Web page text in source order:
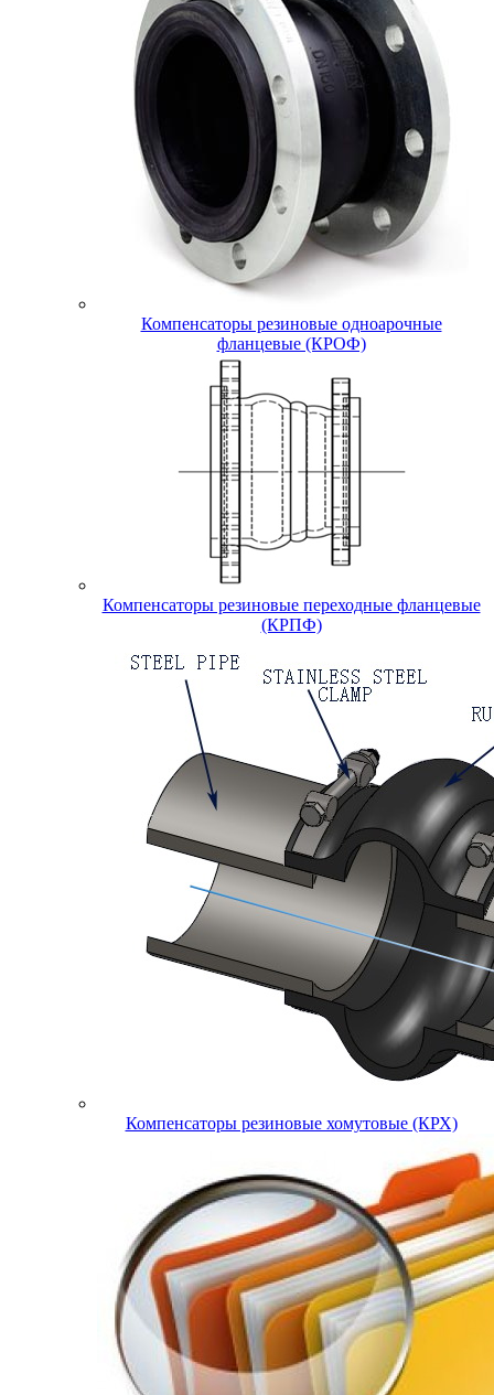
Компенсаторы резиновые одноарочные
фланцевые (КРОФ)
Компенсаторы резиновые переходные фланцевые
(КРПФ)
Компенсаторы резиновые хомутовые (КРХ)